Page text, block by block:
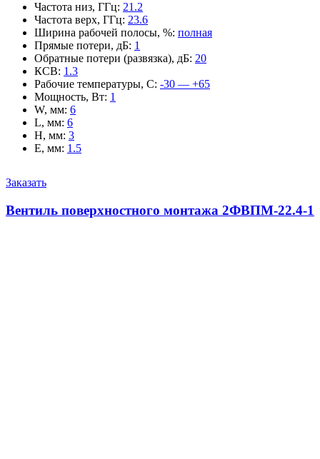
Частота низ, ГГц: 21.2
Частота верх, ГГц: 23.6
Ширина рабочей полосы, %: полная
Прямые потери, дБ: 1
Обратные потери (развязка), дБ: 20
КСВ: 1.3
Рабочие температуры, С: -30 — +65
Мощность, Вт: 1
W, мм: 6
L, мм: 6
H, мм: 3
E, мм: 1.5
Заказать
Вентиль поверхностного монтажа 2ФВПМ-22.4-1